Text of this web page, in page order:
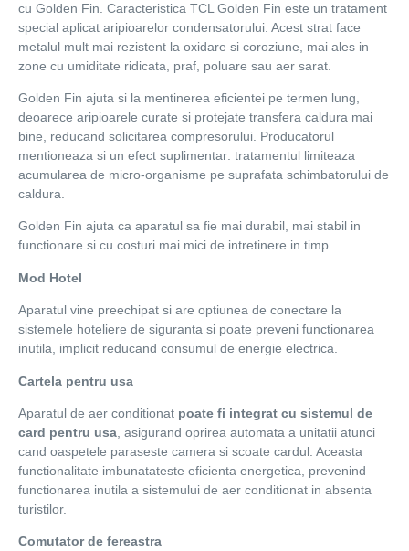
cu Golden Fin. Caracteristica TCL Golden Fin este un tratament
special aplicat aripioarelor condensatorului. Acest strat face
metalul mult mai rezistent la oxidare si coroziune, mai ales in
zone cu umiditate ridicata, praf, poluare sau aer sarat.
Golden Fin ajuta si la mentinerea eficientei pe termen lung,
deoarece aripioarele curate si protejate transfera caldura mai
bine, reducand solicitarea compresorului. Producatorul
mentioneaza si un efect suplimentar: tratamentul limiteaza
acumularea de micro-organisme pe suprafata schimbatorului de
caldura.
Golden Fin ajuta ca aparatul sa fie mai durabil, mai stabil in
functionare si cu costuri mai mici de intretinere in timp.
Mod Hotel
Aparatul vine preechipat si are optiunea de conectare la
sistemele hoteliere de siguranta si poate preveni functionarea
inutila, implicit reducand consumul de energie electrica.
Cartela pentru usa
Aparatul de aer conditionat poate fi integrat cu sistemul de
card pentru usa , asigurand oprirea automata a unitatii atunci
cand oaspetele paraseste camera si scoate cardul. Aceasta
functionalitate imbunatateste eficienta energetica, prevenind
functionarea inutila a sistemului de aer conditionat in absenta
turistilor.
Comutator de fereastra